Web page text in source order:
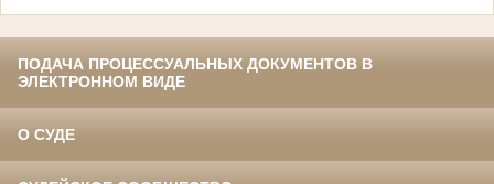
ПОДАЧА ПРОЦЕССУАЛЬНЫХ ДОКУМЕНТОВ В
ЭЛЕКТРОННОМ ВИДЕ
О СУДЕ